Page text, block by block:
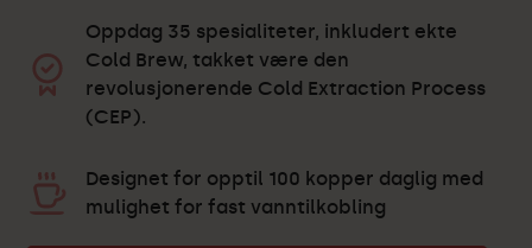
Oppdag 35 spesialiteter, inkludert ekte
Cold Brew, takket være den
revolusjonerende Cold Extraction Process
(CEP).
Designet for opptil 100 kopper daglig med
mulighet for fast vanntilkobling